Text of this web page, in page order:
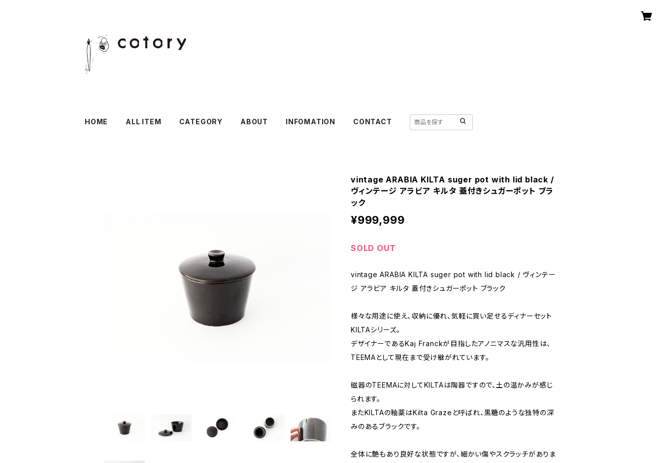
HOME ALL ITEM CATEGORY ABOUT INFOMATION CONTACT
vintage ARABIA KILTA suger pot with lid black /
ヴィンテージ アラビア キルタ 蓋付きシュガーポット ブラ
ック
¥999,999
SOLD OUT
vintage ARABIA KILTA suger pot with lid black / ヴィンテー
ジ アラビア キルタ 蓋付きシュガーポット ブラック
様々な用途に使え、収納に優れ、気軽に買い足せるディナーセット
KILTAシリーズ。
デザイナーであるKaj Franckが目指したアノニマスな汎用性は、
TEEMAとして現在まで受け継がれています。
磁器のTEEMAに対してKILTAは陶器ですので、土の温かみが感じ
られます。
またKILTAの釉薬はKilta Grazeと呼ばれ、黒糖のような独特の深
みのあるブラックです。
全体に艶もあり良好な状態ですが、細かい傷やスクラッチがありま